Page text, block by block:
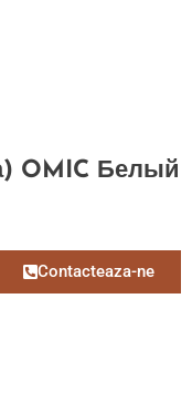
OMIC Белый
Contacteaza-ne